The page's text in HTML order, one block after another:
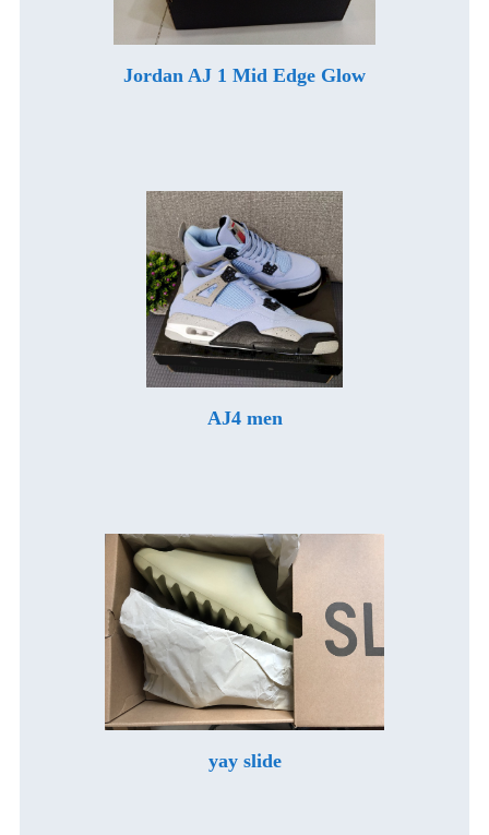
Jordan AJ 1 Mid Edge Glow
AJ4 men
yay slide